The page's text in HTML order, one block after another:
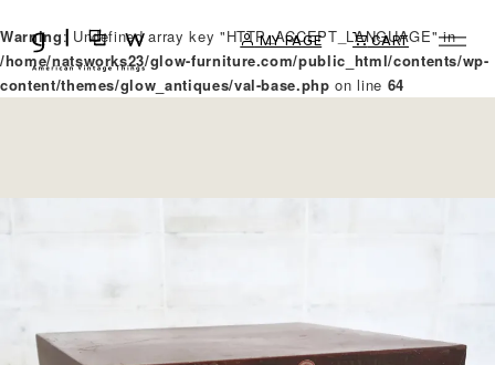
Warning: Undefined array key "HTTP_ACCEPT_LANGUAGE" in
/home/natsworks23/glow-furniture.com/public_html/contents/wp-
content/themes/glow_antiques/val-base.php on line 64
MY PAGE CART